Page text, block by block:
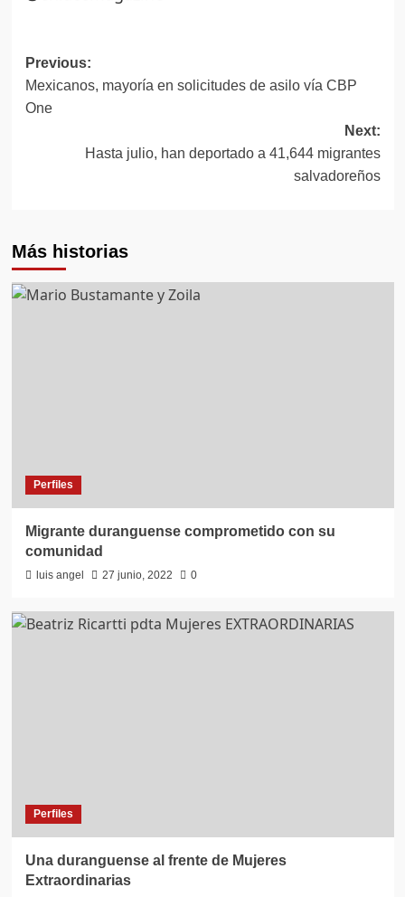
Post
navigation
Previous:
Mexicanos, mayoría en solicitudes de asilo vía CBP
One
Next:
Hasta julio, han deportado a 41,644 migrantes
salvadoreños
Más historias
Perfiles
Migrante duranguense comprometido con su
comunidad
luis angel 27 junio, 2022 0
Perfiles
Una duranguense al frente de Mujeres
Extraordinarias